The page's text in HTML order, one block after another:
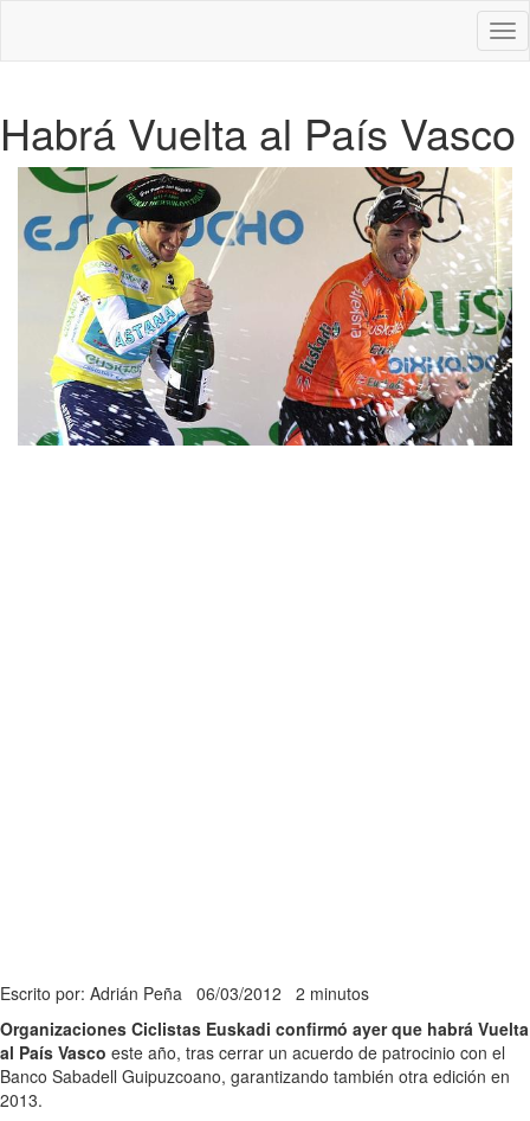
Habrá Vuelta al País Vasco
Escrito por: Adrián Peña 06/03/2012 2 minutos
Organizaciones Ciclistas Euskadi confirmó ayer que habrá Vuelta
al País Vasco este año, tras cerrar un acuerdo de patrocinio con el
Banco Sabadell Guipuzcoano, garantizando también otra edición en
2013.